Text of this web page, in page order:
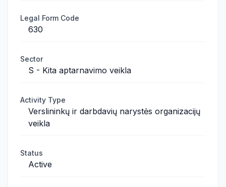
Legal Form Code
630
Sector
S - Kita aptarnavimo veikla
Activity Type
Verslininkų ir darbdavių narystės organizacijų
veikla
Status
Active